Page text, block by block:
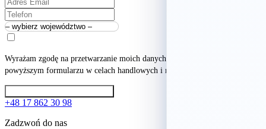
Wyrażam zgodę na przetwarzanie moich danych osobowych podanych w
powyższym formularzu w celach handlowych i marketingowych.
+48 17 862 30 98
Zadzwoń do nas